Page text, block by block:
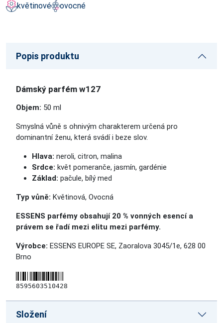
květinové ovocné
Popis produktu
Dámský parfém w127
Objem: 50 ml
Smyslná vůně s ohnivým charakterem určená pro
dominantní ženu, která svádí i beze slov.
Hlava: neroli, citron, malina
Srdce: květ pomeranče, jasmín, gardénie
Základ: pačule, bílý med
Typ vůně: Květinová, Ovocná
ESSENS parfémy obsahují 20 % vonných esencí a
právem se řadí mezi elitu mezi parfémy.
Výrobce: ESSENS EUROPE SE, Zaoralova 3045/1e, 628 00
Brno
8595603510428
Složení